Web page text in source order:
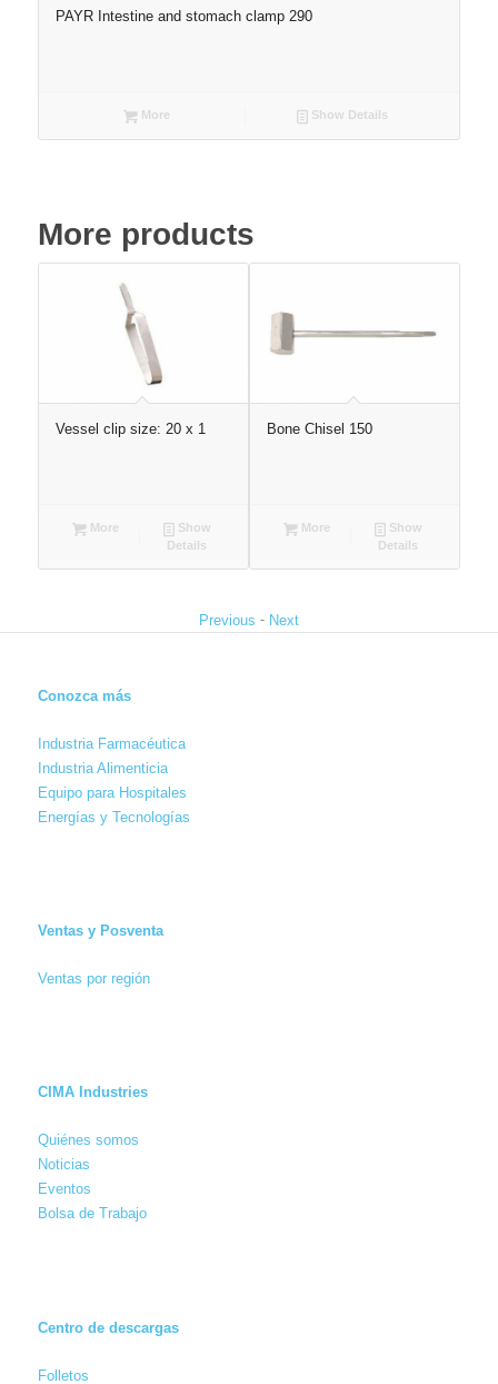
PAYR Intestine and stomach clamp 290
More Show Details
More products
Vessel clip size: 20 x 1
More
Show
Details
Bone Chisel 150
More
Show
Details
Previous - Next
Conozca más
Industria Farmacéutica
Industria Alimenticia
Equipo para Hospitales
Energías y Tecnologías
Ventas y Posventa
Ventas por región
CIMA Industries
Quiénes somos
Noticias
Eventos
Bolsa de Trabajo
Centro de descargas
Folletos